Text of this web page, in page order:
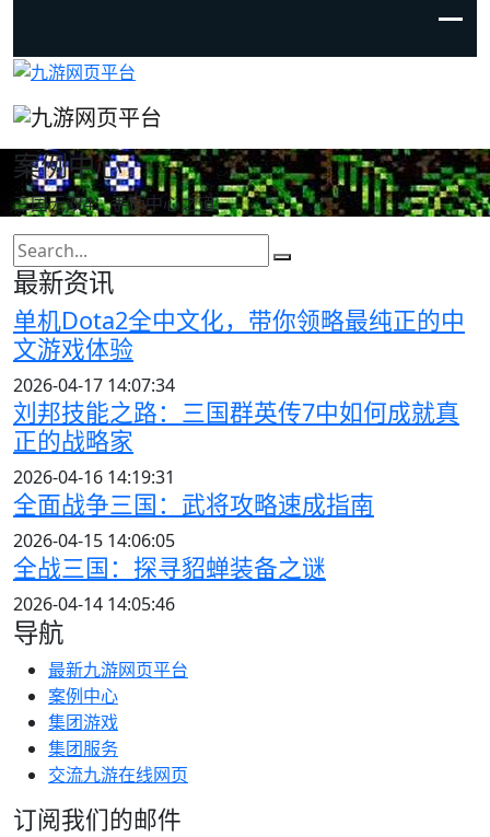
案例中心
三国无双4：手柄中心之道
最新资讯
单机Dota2全中文化，带你领略最纯正的中
文游戏体验
2026-04-17 14:07:34
刘邦技能之路：三国群英传7中如何成就真
正的战略家
2026-04-16 14:19:31
全面战争三国：武将攻略速成指南
2026-04-15 14:06:05
全战三国：探寻貂蝉装备之谜
2026-04-14 14:05:46
导航
最新九游网页平台
案例中心
集团游戏
集团服务
交流九游在线网页
订阅我们的邮件